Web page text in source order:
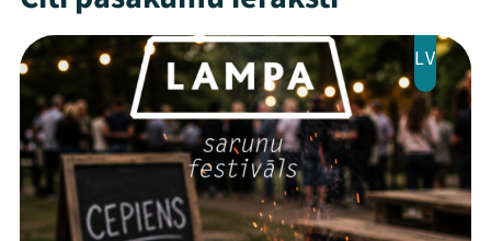
Programma
Arhīvs
Viņi bija LAMPĀ 2026
Jaunumi
Ziedo
LV